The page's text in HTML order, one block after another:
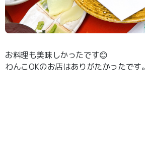
お料理も美味しかったです😊
わんこOKのお店はありがたかったです。